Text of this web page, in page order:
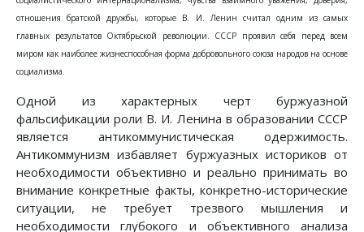
отношения братской дружбы, которые В. И. Ленин считал одним из самых
главных результатов Октябрьской революции. СССР проявил себя перед всем
миром как наиболее жизнеспособная форма добровольного союза народов на основе
социализма.
Одной из характерных черт буржуазной
фальсификации роли В. И. Ленина в образовании СССР
является антикоммунистическая одержимость.
Антикоммунизм избавляет буржуазных историков от
необходимости объективно и реально принимать во
внимание конкретные факты, конкретно-исторические
ситуации, не требует трезвого мышления и
необходимости глубокого и объективного анализа